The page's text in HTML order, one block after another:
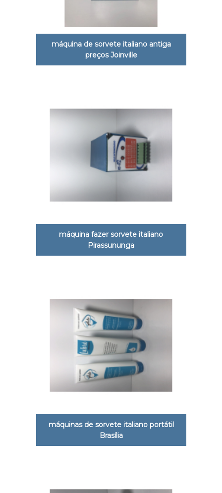
máquina de sorvete italiano antiga
preços Joinville
máquina fazer sorvete italiano
Pirassununga
máquinas de sorvete italiano portátil
Brasília